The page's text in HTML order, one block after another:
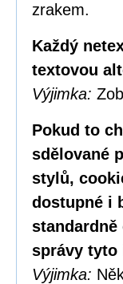
zrakem.
Každý
textovou
Výjimka:
Pokud to
sdělované
stylů,
dostupné i
standardně
správy tyto
Výjimka: